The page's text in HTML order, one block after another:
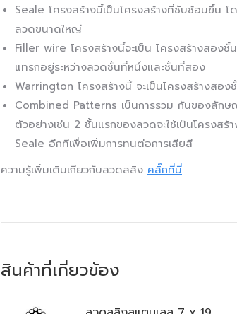
Seale โครงสร้างนี้เป็นโครงสร้างที่ซับซ้อนขึ้น
ลวดขนาดใหญ่
Filler wire โครงสร้างนี้จะเป็น โครงสร้างสอง
แทรกอยู่ระหว่างลวดชั้นที่หนึ่งและชั้นที่สอง
Warrington โครงสร้างนี้ จะเป็นโครงสร้างสอ
Combined Patterns เป็นการรวม กันของลักษณ
ตัวอย่างเช่น 2 ชั้นแรกของลวดจะใช้เป็นโครงส
Seale อีกทีเพื่อเพิ่มการทนต่อการเสียสี
ความรู้เพิ่มเติมเกียวกับลวดสลิง คลิ๊กที่นี่
สินค้าที่เกี่ยวข้อง